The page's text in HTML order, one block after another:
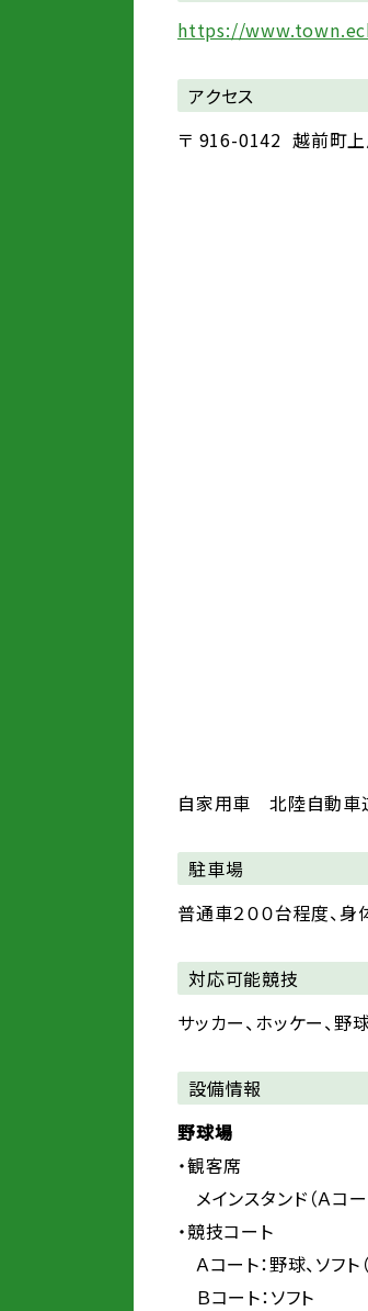
https://
アクセス
〒 916-0142 越前町
自家用車 北陸自動車道
駐車場
普通車２００台程度、
対応可能競技
サッカー、ホッケー、野
設備情報
野球場
・観客席
メインスタ
・競技コート
Ａコート：野球、ソフト
Ｂコート：ソフト